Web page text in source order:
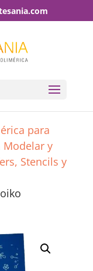
para
Modelar y
Stencils y